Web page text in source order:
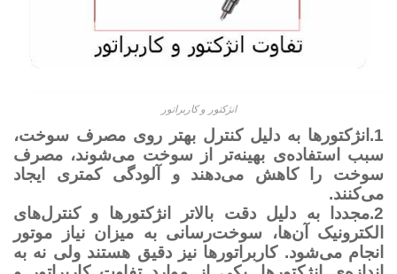
انژکتور و کاربراتور
1.انژکتورها به دلیل کنترل بهتر روی مصرف سوخت،
سبب استفاده‌ی بهینه‌تر از سوخت می‌شوند، مصرف
سوخت را کاهش می‌دهند و آلودگی کمتری ایجاد
می‌کنند.
2.مجددا به دلیل دقت بالاتر انژکتورها و کنترل‌های
الکترونیک آن‌ها، سوخت‌رسانی به میزان نیاز موتور
انجام می‌شود. کاربراتورها نیز دقیق هستند ولی نه به